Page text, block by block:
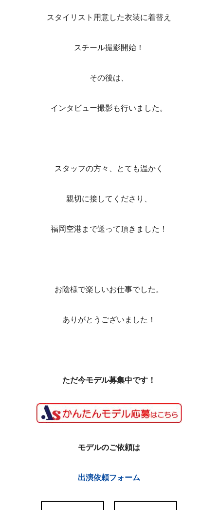
スタイリスト用意した衣装に着替え
スチール撮影開始！
その後は、
インタビュー撮影も行いました。
スタッフの方々、とても温かく
親切に接してくださり、
福岡空港まで送って頂きました！
お陰様で楽しいお仕事でした。
ありがとうございました！
ただ今モデル募集中です！
モデルのご依頼は
出演依頼フォーム